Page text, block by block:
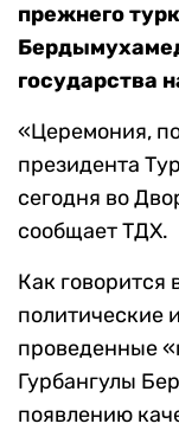
прежнего
государства
«Церемония,
президента
сегодня во
сообщает ТДХ.
Как говорится
политические
проведенные
Гурбангулы
появлению